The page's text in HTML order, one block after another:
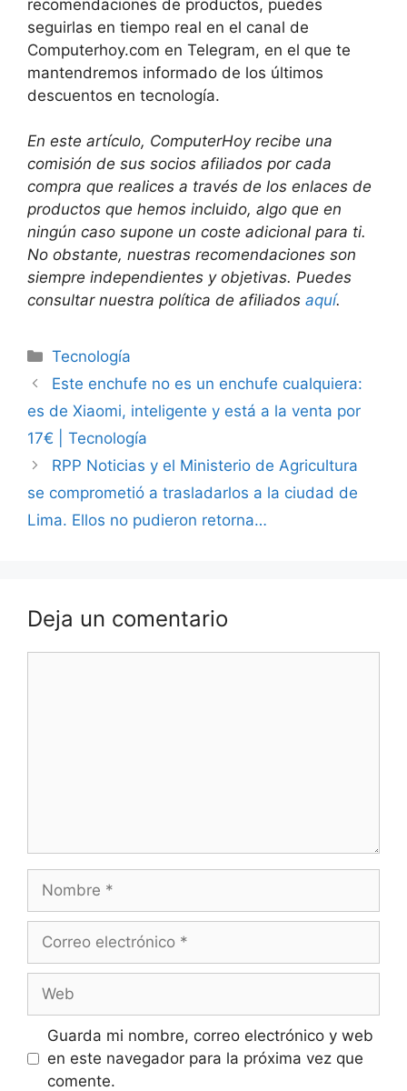
recomendaciones de productos, puedes
seguirlas en tiempo real en el canal de
Computerhoy.com en Telegram, en el que te
mantendremos informado de los últimos
descuentos en tecnología.
En este artículo, ComputerHoy recibe una
comisión de sus socios afiliados por cada
compra que realices a través de los enlaces de
productos que hemos incluido, algo que en
ningún caso supone un coste adicional para ti.
No obstante, nuestras recomendaciones son
siempre independientes y objetivas. Puedes
consultar nuestra política de afiliados aquí.
Categorías
Tecnología
Este enchufe no es un enchufe cualquiera:
es de Xiaomi, inteligente y está a la venta por
17€ | Tecnología
RPP Noticias y el Ministerio de Agricultura
se comprometió a trasladarlos a la ciudad de
Lima. Ellos no pudieron retorna…
Deja un comentario
Nombre
Correo
Web
Guarda mi nombre, correo electrónico y web
en este navegador para la próxima vez que
comente.